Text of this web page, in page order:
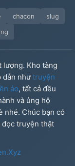
chacon
slug
lượng. Kho tàng
dẫn nhưtruyện
ảo, tất cả đều
và ủng hộ
nhé. Chúc bạn có
đọc truyện thật